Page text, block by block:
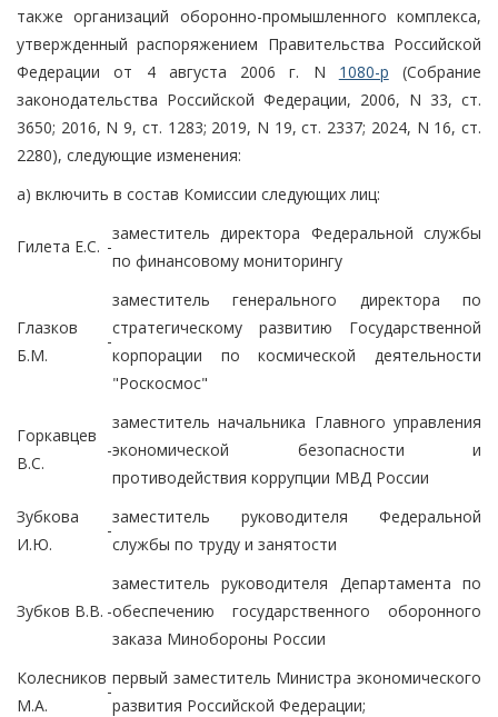
также организаций оборонно-промышленного комплекса,
утвержденный распоряжением Правительства Российской
Федерации от 4 августа 2006 г. N 1080-р (Собрание
законодательства Российской Федерации, 2006, N 33, ст.
3650; 2016, N 9, ст. 1283; 2019, N 19, ст. 2337; 2024, N 16, ст.
2280), следующие изменения:
а) включить в состав Комиссии следующих лиц:
Гилета Е.С. -
заместитель директора Федеральной службы
по финансовому мониторингу
Глазков
Б.М.
-
заместитель генерального директора по
стратегическому развитию Государственной
корпорации по космической деятельности
"Роскосмос"
Горкавцев
В.С.
-
заместитель начальника Главного управления
экономической безопасности и
противодействия коррупции МВД России
Зубкова
И.Ю.
-
заместитель руководителя Федеральной
службы по труду и занятости
Зубков В.В. -
заместитель руководителя Департамента по
обеспечению государственного оборонного
заказа Минобороны России
Колесников
М.А.
-
первый заместитель Министра экономического
развития Российской Федерации;